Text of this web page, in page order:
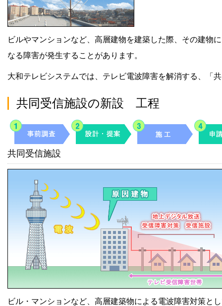
ビルやマンションなど、高層建物を建築した際、その建物
なる障害が発生することがあります。
大和テレビシステムでは、テレビ電波障害を解消する、「
共同受信施設の新設 工程
共同受信施設
ビル・マンションなど、高層建築物による電波障害対策と